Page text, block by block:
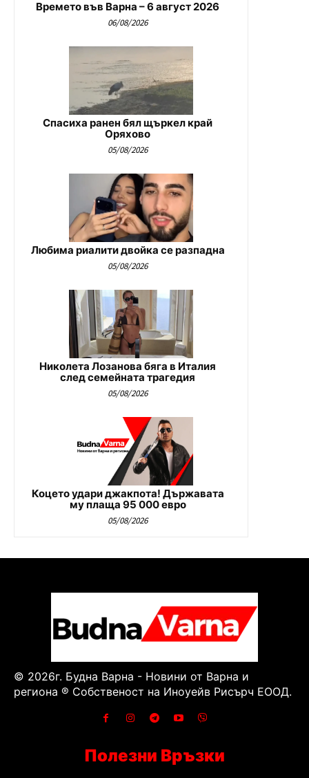
Времето във Варна – 6 август 2026
06/08/2026
Спасиха ранен бял щъркел край
Оряхово
05/08/2026
Любима риалити двойка се разпадна
05/08/2026
Николета Лозанова бяга в Италия
след семейната трагедия
05/08/2026
Коцето удари джакпота! Държавата
му плаща 95 000 евро
05/08/2026
© 2026г. Будна Варна - Новини от Варна и
региона ® Собственост на Иноуейв Рисърч ЕООД.
Полезни Връзки